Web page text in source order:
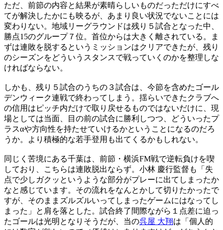
ただ、前節の内容と結果が素晴らしいものだっただけにすべ
てが解決したかにも映るが、あまり良い状況でないことには
変わりない。地域リーグラウンドは残り５試合となった中、
勝点15のグループ７位。首位からは大きく離されている。ま
ずは連敗を脱するというミッションはクリアできたが、残り
のシーズンをどういうスタンスで戦っていくのかを整理しな
ければならない。
しかも、残り５試合のうちの３試合は、今節を含めたゴール
デンウィーク連戦で終わってしまう。揺らいできたクラブへ
の信用はピッチ内だけで取り戻せるものではないだけに、現
場としては当面、目の前の試合に勝利しつつ、どういったプ
ラスαや方向性を持たせていけるかということになるのだろ
うか。より積極的な若手登用も出てくるかもしれない。
同じく苦境にある千葉は、前節・横浜FM戦で逆転負けを喫
しており、こちらは連敗脱出ならず。小林 慶行監督も「失
点で少しガクッというような部分がプレーに出てしまったか
なと感じています。その流れをなんとかして切りたかったで
すが、そのままズルズルいってしまったゲームにはなってし
まった」と肩を落とした。試合終了間際ながら１点差に迫っ
たゴールは光明となりそうだが、当の呉屋 大翔は「個人的